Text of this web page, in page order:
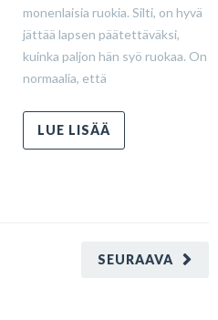
monenlaisia ruokia. Silti, on hyvä
jättää lapsen päätettäväksi,
kuinka paljon hän syö ruokaa. On
normaalia, että
LUE LISÄÄ
SEURAAVA